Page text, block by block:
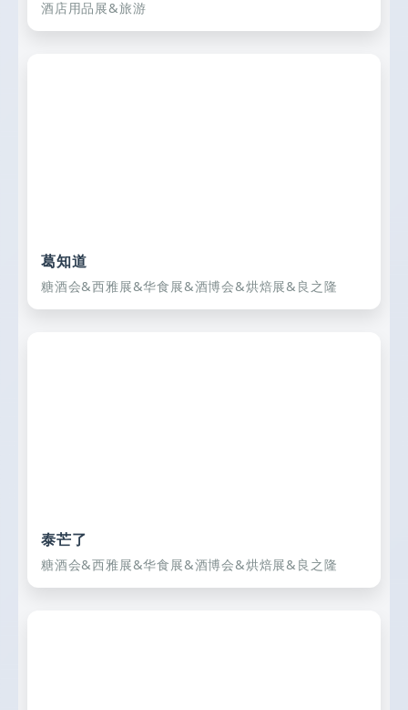
酒店用品展&旅游
葛知道
糖酒会&西雅展&华食展&酒博会&烘焙展&良之隆
泰芒了
糖酒会&西雅展&华食展&酒博会&烘焙展&良之隆